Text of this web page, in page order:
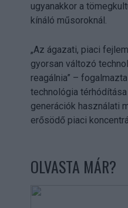
ugyanakkor a
kínáló műsoroknál.
„Az ágazati, piaci
gyorsan változó
reagálnia” –
technológia
generációk használati
erősödő piaci
OLVASTA MÁR?